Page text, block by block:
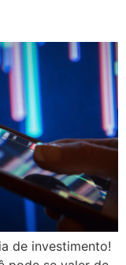
de investimento!